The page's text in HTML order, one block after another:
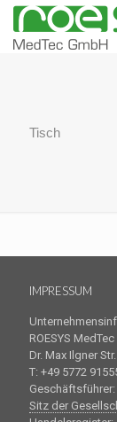
Tisch
IMPRESSUM
ROESYS
Dr. Max Ilgner
T: +49 5772
Geschäftsführer:
Sitz der